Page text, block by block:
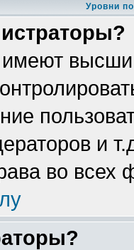
Уровни
и
во всех